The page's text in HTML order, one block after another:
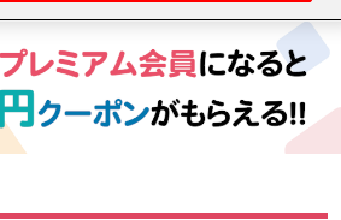
電子書籍
ライブ！